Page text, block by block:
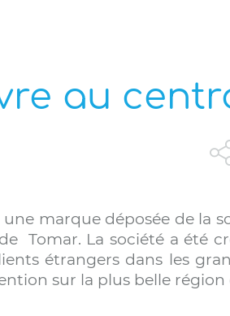
au
marque déposée de la
Tomar. La société a été
étrangers dans les
sur la plus belle